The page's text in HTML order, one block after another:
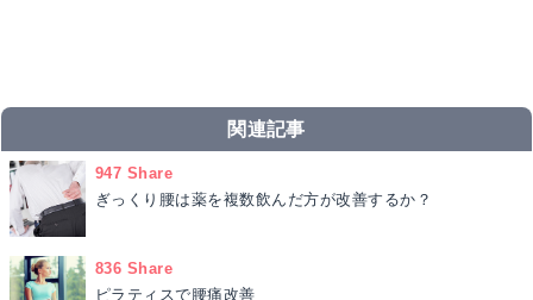
関連記事
947 Share
ぎっくり腰は薬を複数飲んだ方が改善するか？
836 Share
ピラティスで腰痛改善